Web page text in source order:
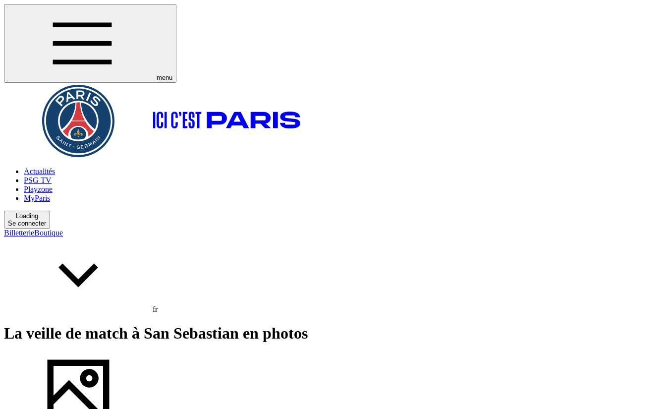
menu
Actualités
PSG TV
Playzone
MyParis
Loading
Se connecter
BilletterieBoutique
fr
La veille de match à San Sebastian en photos